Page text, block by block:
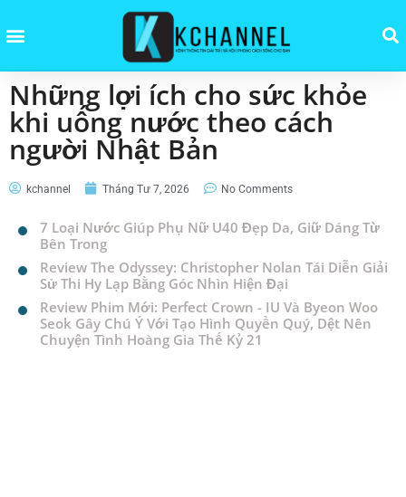
Những lợi ích cho sức khỏe
khi uống nước theo cách
người Nhật Bản
kchannel Tháng Tư 7, 2026 No Comments
7 Loại Nước Giúp Phụ Nữ U40 Đẹp Da, Giữ Dáng Từ
Bên Trong
Review The Odyssey: Christopher Nolan Tái Diễn Giải
Sử Thi Hy Lạp Bằng Góc Nhìn Hiện Đại
Review Phim Mới: Perfect Crown - IU Và Byeon Woo
Seok Gây Chú Ý Với Tạo Hình Quyền Quý, Dệt Nên
Chuyện Tình Hoàng Gia Thế Kỷ 21